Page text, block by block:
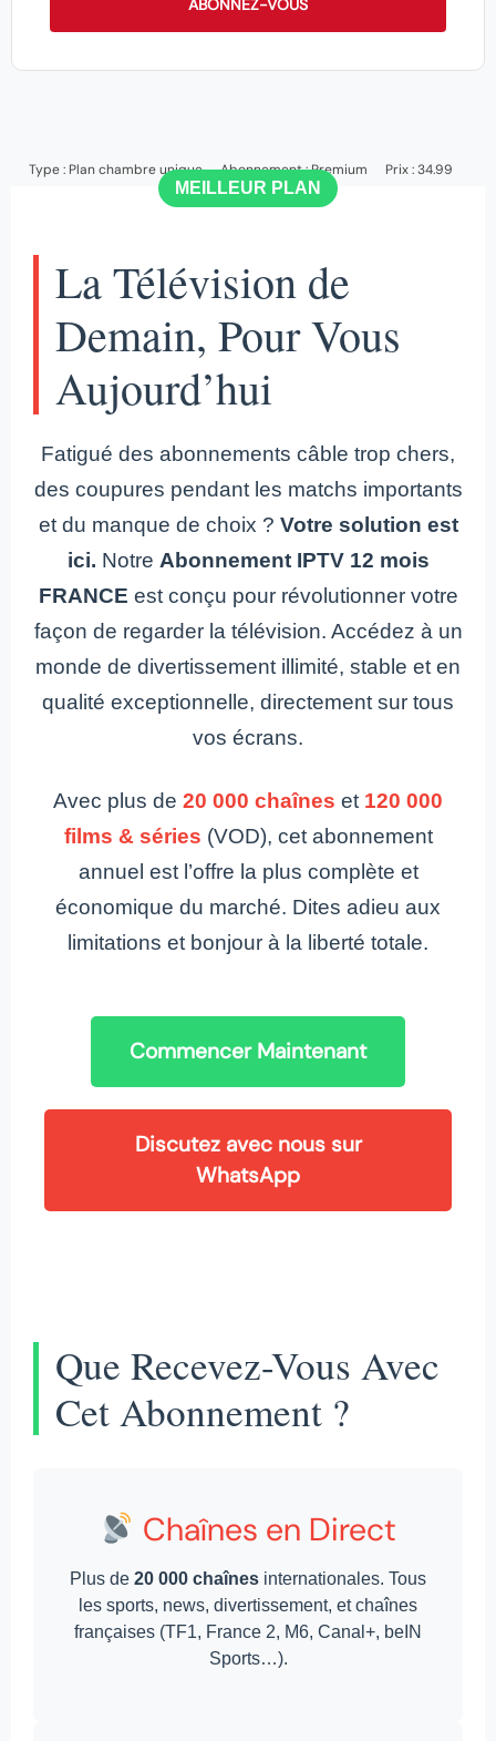
ABONNEZ-VOUS
Type : Plan chambre unique Abonnement :Premium Prix : 34.99
La Télévision de
Demain, Pour Vous
Aujourd’hui
Fatigué des abonnements câble trop chers,
des coupures pendant les matchs importants
et du manque de choix ? Votre solution est
ici. Notre Abonnement IPTV 12 mois
FRANCE est conçu pour révolutionner votre
façon de regarder la télévision. Accédez à un
monde de divertissement illimité, stable et en
qualité exceptionnelle, directement sur tous
vos écrans.
Avec plus de 20 000 chaînes et 120 000
films & séries (VOD), cet abonnement
annuel est l’offre la plus complète et
économique du marché. Dites adieu aux
limitations et bonjour à la liberté totale.
Commencer Maintenant
Discutez avec nous sur
WhatsApp
Que Recevez-Vous Avec
Cet Abonnement ?
Chaînes en Direct
Plus de 20 000 chaînes internationales. Tous
les sports, news, divertissement, et chaînes
françaises (TF1, France 2, M6, Canal+, beIN
Sports…).
MEILLEUR PLAN